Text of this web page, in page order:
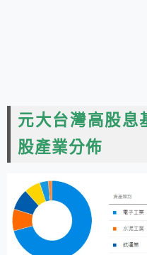
元大台灣高股息
股產業分佈